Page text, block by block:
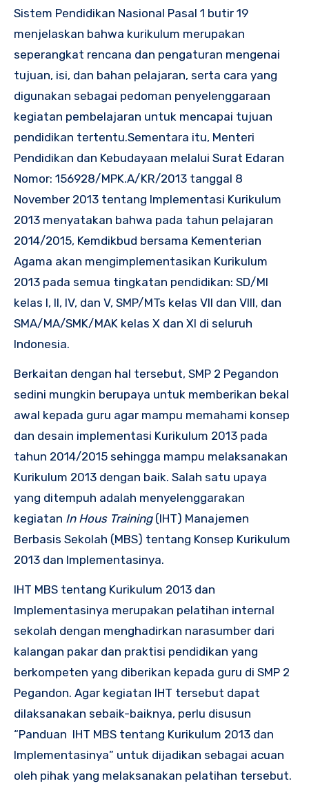
Sistem Pendidikan Nasional Pasal 1 butir 19
menjelaskan bahwa kurikulum merupakan
seperangkat rencana dan pengaturan mengenai
tujuan, isi, dan bahan pelajaran, serta cara yang
digunakan sebagai pedoman penyelenggaraan
kegiatan pembelajaran untuk mencapai tujuan
pendidikan tertentu.Sementara itu, Menteri
Pendidikan dan Kebudayaan melalui Surat Edaran
Nomor: 156928/MPK.A/KR/2013 tanggal 8
November 2013 tentang Implementasi Kurikulum
2013 menyatakan bahwa pada tahun pelajaran
2014/2015, Kemdikbud bersama Kementerian
Agama akan mengimplementasikan Kurikulum
2013 pada semua tingkatan pendidikan: SD/MI
kelas I, II, IV, dan V, SMP/MTs kelas VII dan VIII, dan
SMA/MA/SMK/MAK kelas X dan XI di seluruh
Indonesia.
Berkaitan dengan hal tersebut, SMP 2 Pegandon
sedini mungkin berupaya untuk memberikan bekal
awal kepada guru agar mampu memahami konsep
dan desain implementasi Kurikulum 2013 pada
tahun 2014/2015 sehingga mampu melaksanakan
Kurikulum 2013 dengan baik. Salah satu upaya
yang ditempuh adalah menyelenggarakan
kegiatan In Hous Training (IHT) Manajemen
Berbasis Sekolah (MBS) tentang Konsep Kurikulum
2013 dan Implementasinya.
IHT MBS tentang Kurikulum 2013 dan
Implementasinya merupakan pelatihan internal
sekolah dengan menghadirkan narasumber dari
kalangan pakar dan praktisi pendidikan yang
berkompeten yang diberikan kepada guru di SMP 2
Pegandon. Agar kegiatan IHT tersebut dapat
dilaksanakan sebaik-baiknya, perlu disusun
“Panduan IHT MBS tentang Kurikulum 2013 dan
Implementasinya” untuk dijadikan sebagai acuan
oleh pihak yang melaksanakan pelatihan tersebut.